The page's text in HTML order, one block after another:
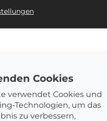
Cookies
verwendet Cookies und
Technologien, um das
zu verbessern,